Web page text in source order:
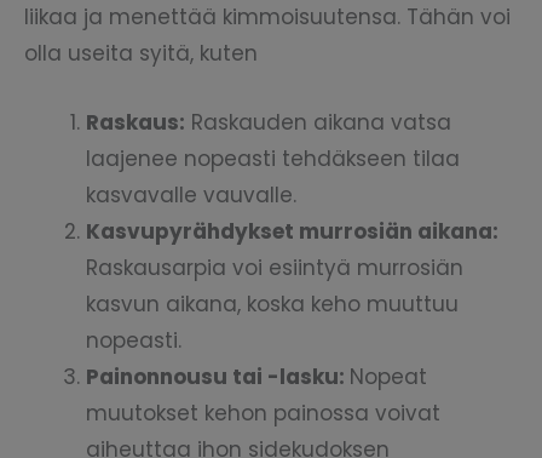
liikaa ja menettää kimmoisuutensa. Tähän voi
olla useita syitä, kuten
Raskaus: Raskauden aikana vatsa
laajenee nopeasti tehdäkseen tilaa
kasvavalle vauvalle.
Kasvupyrähdykset murrosiän aikana:
Raskausarpia voi esiintyä murrosiän
kasvun aikana, koska keho muuttuu
nopeasti.
Painonnousu tai -lasku: Nopeat
muutokset kehon painossa voivat
aiheuttaa ihon sidekudoksen